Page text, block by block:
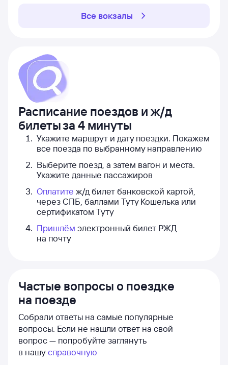
Расписание поездов и ж/д
билетыза 4 минуты
Укажите маршрут и дату поездки. Покажем
все поезда по выбранному направлению
Выберите поезд, а затем вагон и места.
Укажите данные пассажиров
Оплатите ж/д билет банковской картой,
через СПБ, баллами Туту Кошелька или
сертификатом Туту
Пришлём электронный билет РЖД
на почту
Все вокзалы
Частые вопросы о поездке
на поезде
Собрали ответы на самые популярные
вопросы. Если не нашли ответ на свой
вопрос — попробуйте заглянуть
в нашусправочную